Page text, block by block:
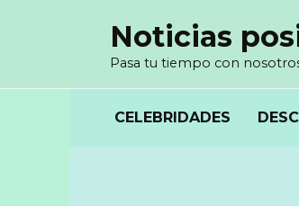
Noticias
Pasa tu tiempo con
CELEBRIDADES